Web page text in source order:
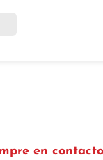
en contacto